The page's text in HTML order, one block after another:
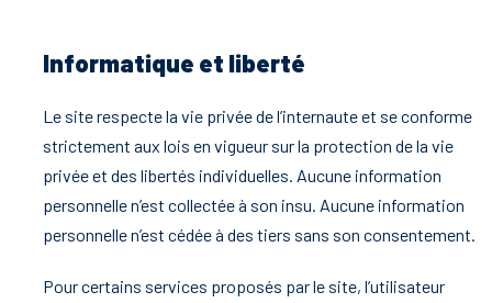
Informatique et liberté
Le site respecte la vie privée de l’internaute et se conforme
strictement aux lois en vigueur sur la protection de la vie
privée et des libertés individuelles. Aucune information
personnelle n’est collectée à son insu. Aucune information
personnelle n’est cédée à des tiers sans son consentement.
Pour certains services proposés par le site, l’utilisateur